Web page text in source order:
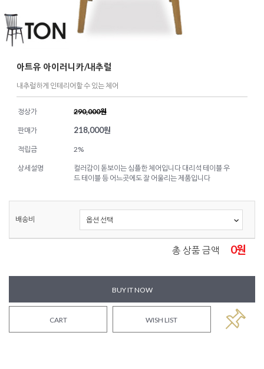
아트유 아이러니카/내추럴
내추럴하게 인테리어할 수 있는 체어
정상가 290,000원
판매가 218,000원
적립금 2%
상세설명
컬러감이 돋보이는 심플한 체어입니다 대리석 테이블 우
드 테이블 등 어느곳에도 잘 어울리는 제품입니다
배송비
총 상품 금액 0원
BUY IT NOW
CART WISH LIST